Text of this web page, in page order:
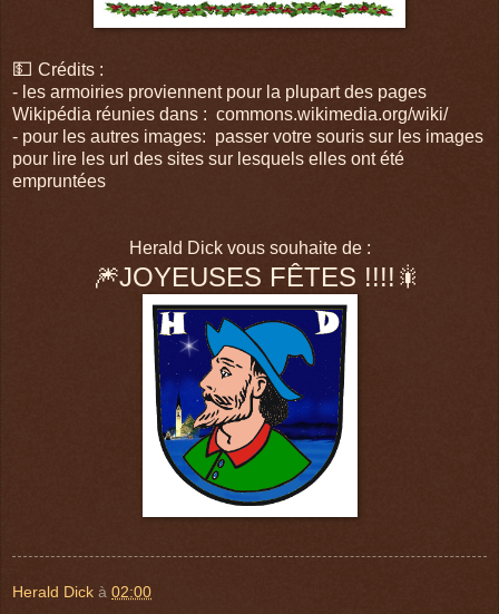
💵 Crédits :
- les armoiries proviennent pour la plupart des pages
Wikipédia réunies dans : commons.wikimedia.org/wiki/
- pour les autres images: passer votre souris sur les images
pour lire les url des sites sur lesquels elles ont été
empruntées
Herald Dick vous souhaite de :
🎆JOYEUSES FÊTES !!!!🎇
Herald Dick à 02:00